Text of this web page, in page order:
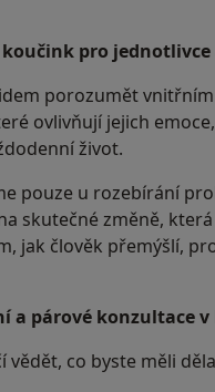
pro jednotlivce
porozumět
ovlivňují jejich
život.
pouze u rozebírání
skutečné změně,
jak člověk přemýšlí,
a párové konzultace v
vědět, co byste měli